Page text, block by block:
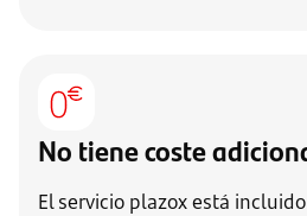
No tiene coste
El servicio plazox está